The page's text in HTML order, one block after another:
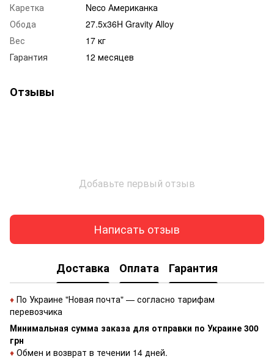
Каретка
Neco Американка
Обода
27.5x36H Gravity Alloy
Вес
17 кг
Гарантия
12 месяцев
Отзывы
Добавьте первый отзыв
Написать отзыв
Доставка Оплата Гарантия
♦ По Украине "Новая почта" — согласно тарифам
перевозчика
Минимальная сумма заказа для отправки по Украине 300
грн
♦ Обмен и возврат в течении 14 дней.